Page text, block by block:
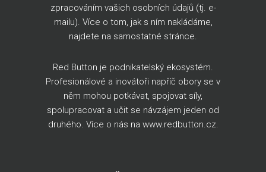
zpracováním vašich osobních údajů (tj. e-
mailu). Více o tom, jak s ním nakládáme,
najdete na samostatné stránce.
Red Button je podnikatelský ekosystém.
Profesionálové a inovátoři napříč obory se v
něm mohou potkávat, spojovat síly,
spolupracovat a učit se návzájem jeden od
druhého. Více o nás na www.redbutton.cz.